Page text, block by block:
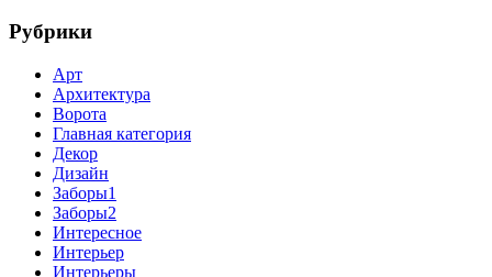
Рубрики
Арт
Архитектура
Ворота
Главная категория
Декор
Дизайн
Заборы1
Заборы2
Интересное
Интерьер
Интерьеры